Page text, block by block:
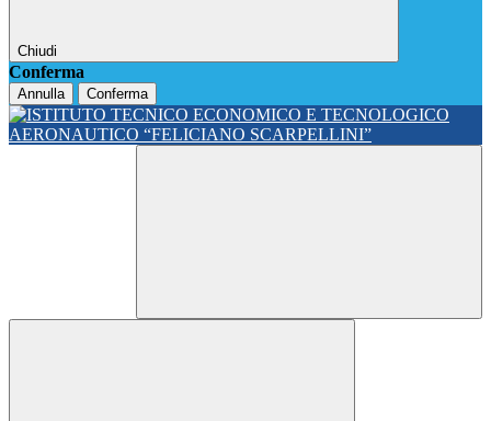
Chiudi
Conferma
Annulla Conferma